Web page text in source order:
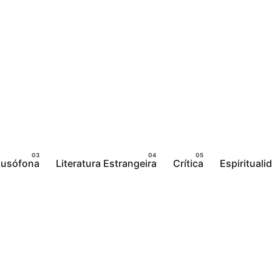
Literatura Estrangeira Crítica